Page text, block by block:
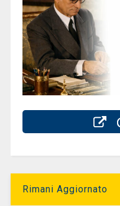
Rimani Aggiornato